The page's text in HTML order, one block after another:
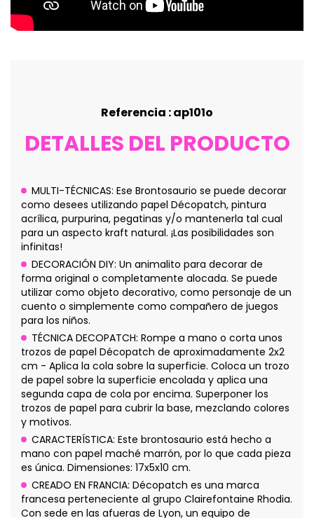
Referencia : ap101o
DETALLES DEL PRODUCTO
MULTI-TÉCNICAS: Ese Brontosaurio se puede decorar
como desees utilizando papel Décopatch, pintura
acrílica, purpurina, pegatinas y/o mantenerla tal cual
para un aspecto kraft natural. ¡Las posibilidades son
infinitas!
DECORACIÓN DIY: Un animalito para decorar de
forma original o completamente alocada. Se puede
utilizar como objeto decorativo, como personaje de un
cuento o simplemente como compañero de juegos
para los niños.
TÉCNICA DECOPATCH: Rompe a mano o corta unos
trozos de papel Décopatch de aproximadamente 2x2
cm - Aplica la cola sobre la superficie. Coloca un trozo
de papel sobre la superficie encolada y aplica una
segunda capa de cola por encima. Superponer los
trozos de papel para cubrir la base, mezclando colores
y motivos.
CARACTERÍSTICA: Este brontosaurio está hecho a
mano con papel maché marrón, por lo que cada pieza
es única. Dimensiones: 17x5x10 cm.
CREADO EN FRANCIA: Décopatch es una marca
francesa perteneciente al grupo Clairefontaine Rhodia.
Con sede en las afueras de Lyon, un equipo de